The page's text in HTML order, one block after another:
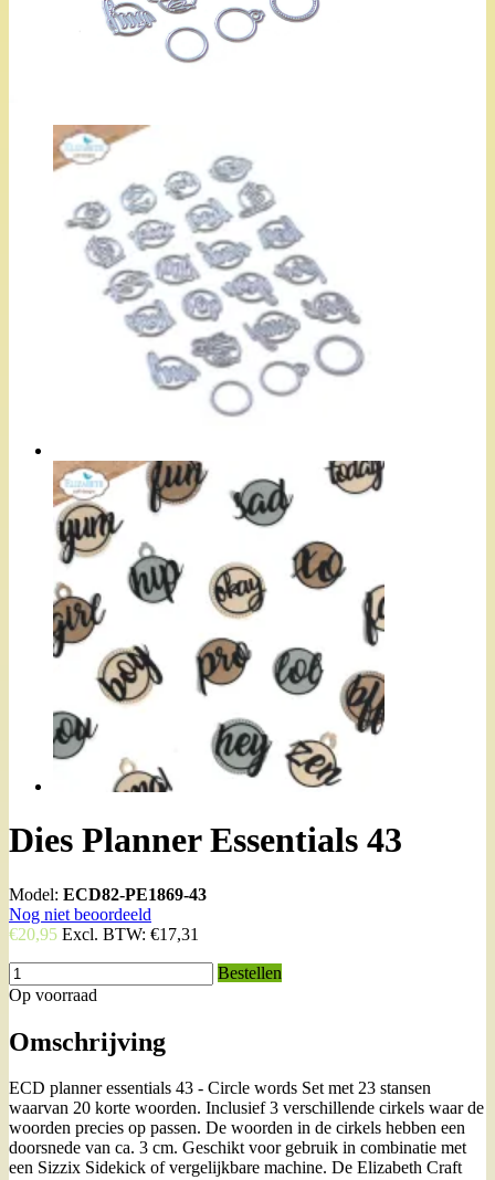
Dies Planner Essentials 43
Model: ECD82-PE1869-43
Nog niet beoordeeld
€20,95 Excl. BTW: €17,31
Bestellen
Op voorraad
Omschrijving
ECD planner essentials 43 - Circle words Set met 23 stansen
waarvan 20 korte woorden. Inclusief 3 verschillende cirkels waar de
woorden precies op passen. De woorden in de cirkels hebben een
doorsnede van ca. 3 cm. Geschikt voor gebruik in combinatie met
een Sizzix Sidekick of vergelijkbare machine. De Elizabeth Craft